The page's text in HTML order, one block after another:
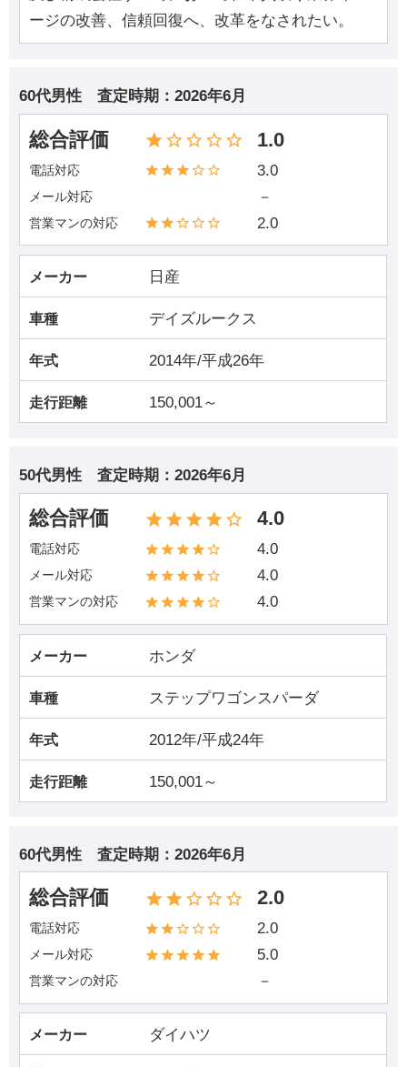
ージの改善、信頼回復へ、改革をなされたい。
60代男性 査定時期： 2026年6月
総合評価 1.0
電話対応 3.0
メール対応 －
営業マンの対応 2.0
メーカー 日産
車種 デイズルークス
年式 2014年/平成26年
走行距離 150,001～
50代男性 査定時期： 2026年6月
総合評価 4.0
電話対応 4.0
メール対応 4.0
営業マンの対応 4.0
メーカー ホンダ
車種 ステップワゴンスパーダ
年式 2012年/平成24年
走行距離 150,001～
60代男性 査定時期： 2026年6月
総合評価 2.0
電話対応 2.0
メール対応 5.0
営業マンの対応 －
メーカー ダイハツ